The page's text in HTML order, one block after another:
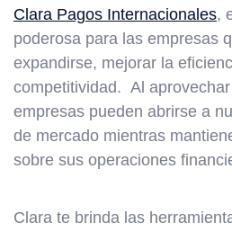
Clara Pagos Internacionales,
poderosa para las empresas
expandirse, mejorar la
competitividad. Al
empresas pueden abrirse a
de mercado mientras
sobre sus operaciones
Clara te brinda las